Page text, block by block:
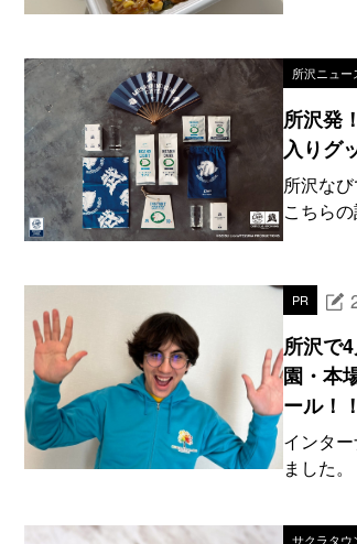
所沢ニュー
所沢発
入りグ
所沢な
こちら
PR
所沢で
園・本
ール！！
インタ
ました
サクラタウ